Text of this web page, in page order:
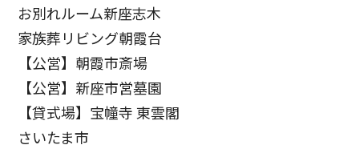
お別れルーム新座志木
家族葬リビング朝霞台
【公営】朝霞市斎場
【公営】新座市営墓園
【貸式場】宝幢寺 東雲閣
さいたま市